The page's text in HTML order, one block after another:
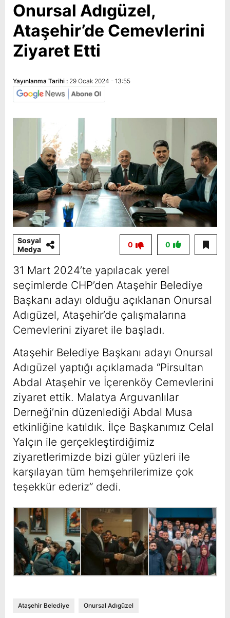
Onursal Adıgüzel,
Ataşehir’de Cemevlerini
Ziyaret Etti
Yayınlanma Tarihi : 29 Ocak 2024 - 13:55
Sosyal
Medya
0
0
31 Mart 2024’te yapılacak yerel
seçimlerde CHP’den Ataşehir Belediye
Başkanı adayı olduğu açıklanan Onursal
Adıgüzel, Ataşehir’de çalışmalarına
Cemevlerini ziyaret ile başladı.
Ataşehir Belediye Başkanı adayı Onursal
Adıgüzel yaptığı açıklamada “Pirsultan
Abdal Ataşehir ve İçerenköy Cemevlerini
ziyaret ettik. Malatya Arguvanlılar
Derneği’nin düzenlediği Abdal Musa
etkinliğine katıldık. İlçe Başkanımız Celal
Yalçın ile gerçekleştirdiğimiz
ziyaretlerimizde bizi güler yüzleri ile
karşılayan tüm hemşehrilerimize çok
teşekkür ederiz” dedi.
Ataşehir Belediye Onursal Adıgüzel